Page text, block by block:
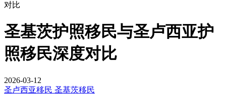
对比
圣基茨护照移民与圣卢西亚护
照移民深度对比
2026-03-12
圣卢西亚移民 圣基茨移民